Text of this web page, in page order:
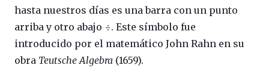
hasta nuestros días es una barra con un punto
arriba y otro abajo ÷. Este símbolo fue
introducido por el matemático John Rahn en su
obra Teutsche Algebra (1659).